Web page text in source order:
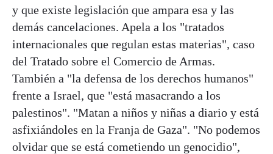
y que existe legislación que ampara esa y las
demás cancelaciones. Apela a los "tratados
internacionales que regulan estas materias", caso
del Tratado sobre el Comercio de Armas.
También a "la defensa de los derechos humanos"
frente a Israel, que "está masacrando a los
palestinos". "Matan a niños y niñas a diario y está
asfixiándoles en la Franja de Gaza". "No podemos
olvidar que se está cometiendo un genocidio",